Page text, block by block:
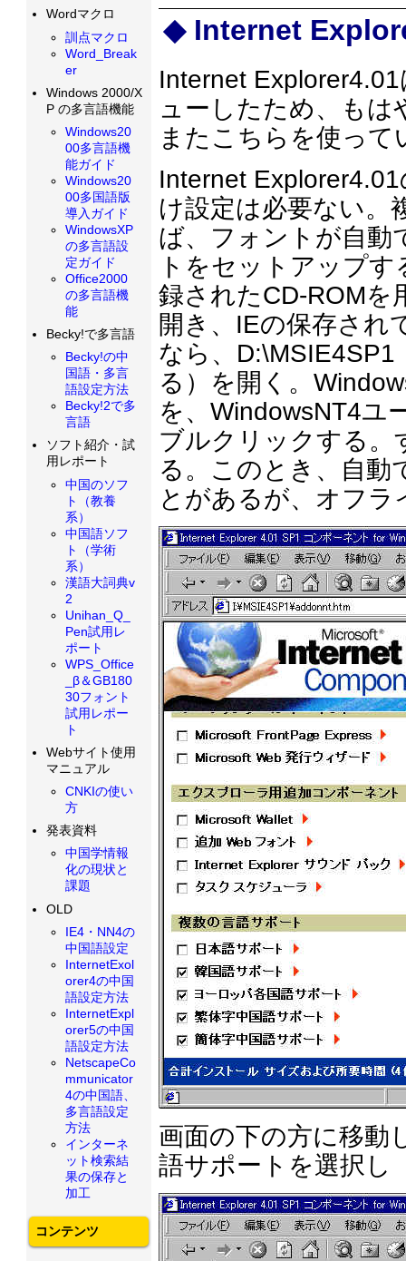
Internet
Internet
ューしたため、もは
またこちらを使っ
Internet
け設定は必要ない。
ば、フォントが自動
トをセットアップ
録されたCD-ROMを
開き、IEの保存され
なら、
る）を開く。
を、WindowsNT4ユ
ブルクリックする。
る。このとき、自動
とがあるが、オフ
画面の下の方に移動
語サポートを選択し
Wordマクロ
訓点マクロ
Word_Break
er
Windows 2000/X
P の多言語機能
Windows20
00多言語機
能ガイド
Windows20
00多国語版
導入ガイド
WindowsXP
の多言語設
定ガイド
Office2000
の多言語機
能
Becky!で多言語
Becky!の中
国語・多言
語設定方法
Becky!2で多
言語
ソフト紹介・試
用レポート
中国のソフ
ト（教養
系）
中国語ソフ
ト（学術
系）
漢語大詞典v
2
Unihan_Q_
Pen試用レ
ポート
WPS_Office
_β＆GB180
30フォント
試用レポー
ト
Webサイト使用
マニュアル
CNKIの使い
方
発表資料
中国学情報
化の現状と
課題
OLD
IE4・NN4の
中国語設定
InternetExol
orer4の中国
語設定方法
InternetExpl
orer5の中国
語設定方法
NetscapeCo
mmunicator
4の中国語、
多言語設定
方法
インターネ
ット検索結
果の保存と
加工
コンテンツ